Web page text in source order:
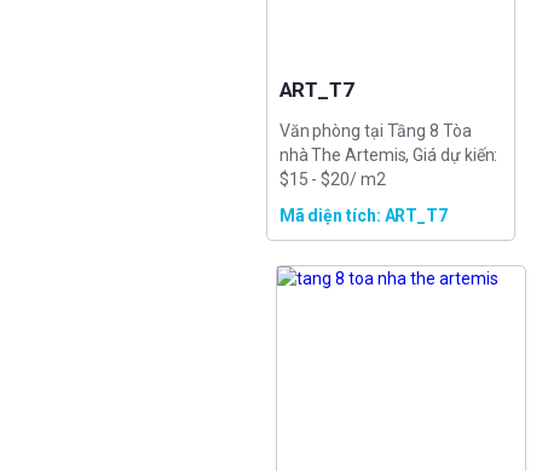
ART_T7
Văn phòng tại Tầng 8 Tòa
nhà The Artemis, Giá dự kiến:
$15 - $20/ m2
Mã diện tích: ART_T7